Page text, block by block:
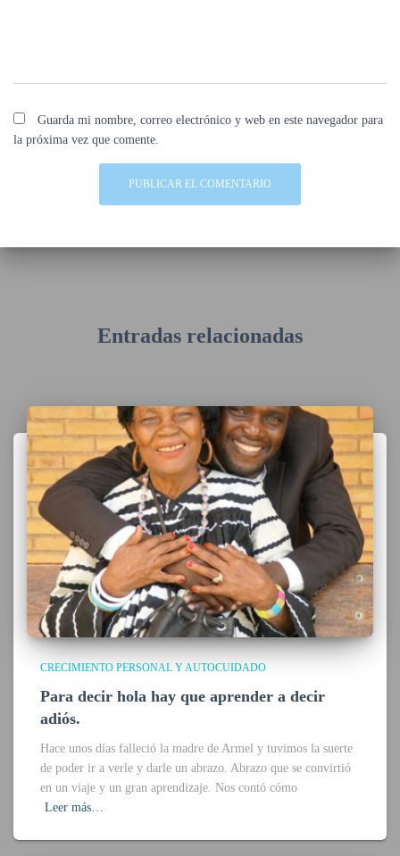
Guarda mi nombre, correo electrónico y web en este navegador para
la próxima vez que comente.
Entradas relacionadas
CRECIMIENTO PERSONAL Y AUTOCUIDADO
Para decir hola hay que aprender a decir
adiós.
Hace unos días falleció la madre de Armel y tuvimos la suerte
de poder ir a verle y darle un abrazo. Abrazo que se convirtió
en un viaje y un gran aprendizaje. Nos contó cómo
Leer más…